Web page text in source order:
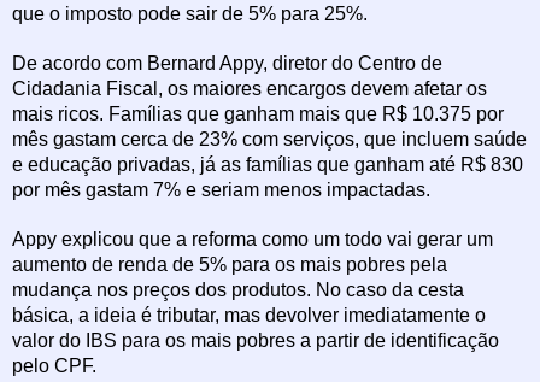
que o imposto pode sair de 5% para 25%.
De acordo com Bernard Appy, diretor do Centro de
Cidadania Fiscal, os maiores encargos devem afetar os
mais ricos. Famílias que ganham mais que R$ 10.375 por
mês gastam cerca de 23% com serviços, que incluem saúde
e educação privadas, já as famílias que ganham até R$ 830
por mês gastam 7% e seriam menos impactadas.
Appy explicou que a reforma como um todo vai gerar um
aumento de renda de 5% para os mais pobres pela
mudança nos preços dos produtos. No caso da cesta
básica, a ideia é tributar, mas devolver imediatamente o
valor do IBS para os mais pobres a partir de identificação
pelo CPF.